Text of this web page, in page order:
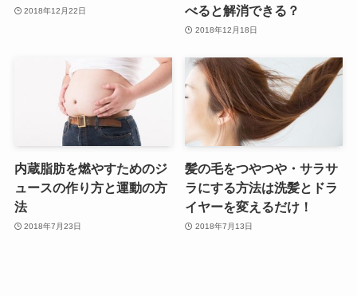
2018年12月22日
べると解消できる？
2018年12月18日
内蔵脂肪を燃やすためのジ
ュースの作り方と運動の方
法
2018年7月23日
髪の毛をつやつや・サラサ
ラにする方法は洗髪とドラ
イヤーを変えるだけ！
2018年7月13日